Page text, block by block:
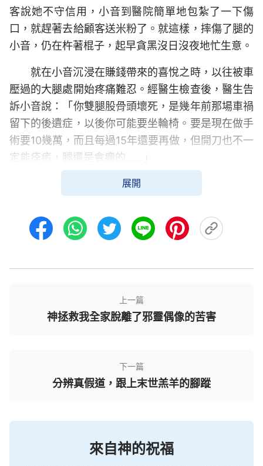
客說她不守信用，小音到醫院簡單地包紮了一下傷
口，就趕著去給顧客送米粉了。就這樣，摔傷了腿的
小音，仍在杵著棍子，起早貪黑沒日沒夜地忙生意。
就在小音沉浸在賺錢帶來的喜悅之時，以往被車
壓過的大腿處開始疼痛難忍。經醫生檢查後，醫生告
訴小音說：「你雙腿股骨頭壞死，是幾年前那場車禍
留下的後遺症，以後你可能要坐輪椅。要是現在做手
術要10幾萬，而且每過15年還要再做，但開刀也不一
定能痊癒，腿還是會瘸的……」
醫生的話猶如晴天霹靂一樣，小音呆了，她不敢
做一次手術，做一次手術要10多萬，那辛辛苦苦掙的
錢，還不夠看病呀，這麼多年的辛苦不就白費了嗎？
過。為了確診病情，小音又跑去大醫院檢查，結果還
逃脫痛楚，拿刀割脈
辛辛苦苦地掙錢，可現在卻要把辛苦掙來的錢往醫院
送，做手術也不一定會好。丈夫的身體不好，她又要
要是不在了，家人還少個累贅，想死的念頭在她的心
展開
上一篇
神拯救我全家脫離了邪靈偶像的苦害
下一篇
分辨真假道，跟上末世羔羊的腳蹤
來自神的祝福